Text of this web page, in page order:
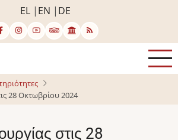
EL EN DE
28 Οκτωβρίου 2024
στις 28